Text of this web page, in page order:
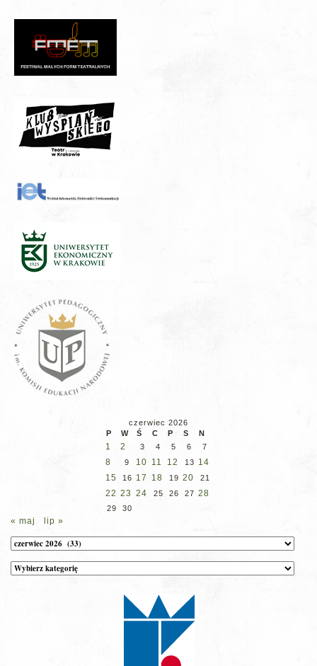
czerwiec 2026
P
W Ś C P S N
1 2 3 4 5 6 7
8 9 10 11 12 13 14
15
16 17 18 19 20 21
22 23 24 25 26 27 28
29 30
« maj lip »
Archiwum
Kategorie
wpisów